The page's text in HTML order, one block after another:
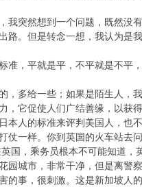
我突然想到一个问题，既然没
路。但是转念一想，我认为是
，平就是平，不平就是不平
，多给一些；如果是陌生人，
它促使人们广结善缘，以获得
本人的标准来评判美国人，也
仗一样。你到英国的火车站去
国，乘务员根本不可能知道，
城市，非常干净，但是离警
事，很刺激。这是新加坡人